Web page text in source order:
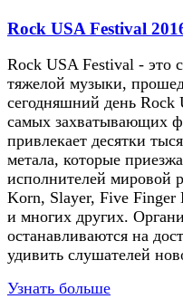
Rock USA Festival
Rock USA Festival - это
тяжелой музыки,
сегодняшний день Rock
самых захватывающих
привлекает десятки
метала, которые
исполнителей мировой
Korn, Slayer, Five Finger
и многих других.
останавливаются на
удивить слушателей
Узнать больше